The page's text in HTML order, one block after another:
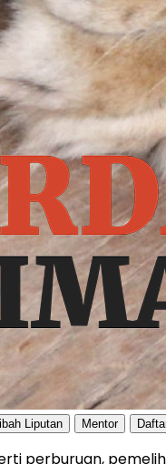
Liputan Mentor
perburuan,